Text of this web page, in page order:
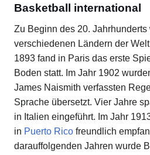
Basketball international
Zu Beginn des 20.
verschiedenen Ländern der
1893 fand in Paris das erste
Boden statt. Im Jahr 1902
James Naismith verfassten
Sprache übersetzt. Vier Jahre
in Italien eingeführt. Im Jahr
in Puerto Rico freundlich
darauffolgenden Jahren wurde